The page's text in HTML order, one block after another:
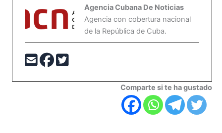
Agencia Cubana De Noticias
Agencia con cobertura nacional
de la República de Cuba.
Comparte si te ha gustado